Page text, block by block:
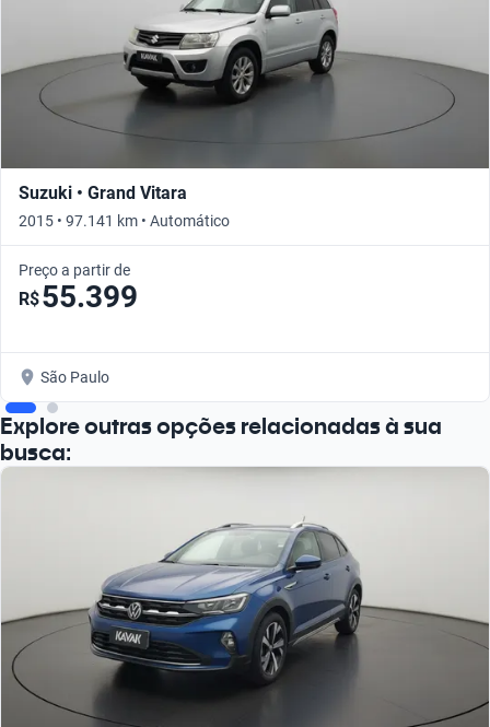
Suzuki • Grand Vitara
2015 • 97.141 km • Automático
Preço a partir de
R$55.399
São Paulo
Explore outras opções relacionadas à sua
busca: